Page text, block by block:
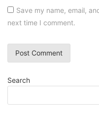
Save my name, email,
next time I comment.
Search